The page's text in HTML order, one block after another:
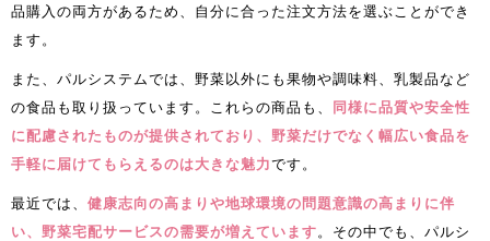
品購入の両方があるため、自分に合った注文方法を選ぶことができ
ます。
また、パルシステムでは、野菜以外にも果物や調味料、乳製品など
の食品も取り扱っています。これらの商品も、 同様に品質や安全性
に配慮されたものが提供されており、野菜だけでなく幅広い食品を
手軽に届けてもらえるのは大きな魅力です。
最近では、 健康志向の高まりや地球環境の問題意識の高まりに伴
い、野菜宅配サービスの需要が増えています。その中でも、パルシ